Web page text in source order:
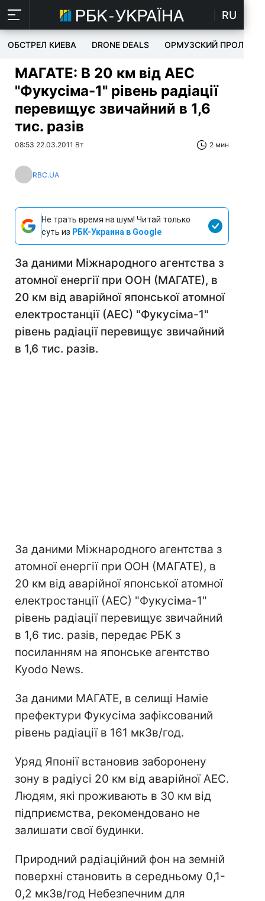
RU
ОБСТРЕЛ КИЕВА DRONE DEALS ОРМУЗСКИЙ ПРОЛИВ
МАГАТЕ: В 20 км від АЕС
"Фукусіма-1" рівень радіації
перевищує звичайний в 1,6
тис. разів
08:53 22.03.2011 Вт 2 мин
RBC.UA
Не трать время на шум! Читай только
суть из РБК-Украина в Google
За даними Міжнародного агентства з
атомної енергії при ООН (МАГАТЕ), в
20 км від аварійної японської атомної
електростанції (АЕС) "Фукусіма-1"
рівень радіації перевищує звичайний
в 1,6 тис. разів.
За даними Міжнародного агентства з
атомної енергії при ООН (МАГАТЕ), в
20 км від аварійної японської атомної
електростанції (АЕС) "Фукусіма-1"
рівень радіації перевищує звичайний
в 1,6 тис. разів, передає РБК з
посиланням на японське агентство
Kyodo News.
За даними МАГАТЕ, в селищі Наміе
префектури Фукусіма зафіксований
рівень радіації в 161 мкЗв/год.
Уряд Японії встановив заборонену
зону в радіусі 20 км від аварійної АЕС.
Людям, які проживають в 30 км від
підприємства, рекомендовано не
залишати свої будинки.
Природний радіаційний фон на земній
поверхні становить в середньому 0,1-
0,2 мкЗв/год Небезпечним для